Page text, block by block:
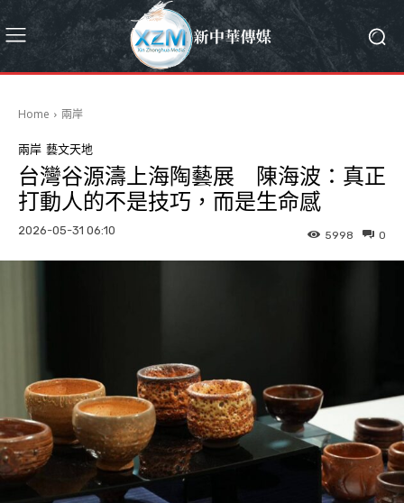
Home 兩岸
兩岸 藝文天地
台灣谷源濤上海陶藝展 陳海波：真正
打動人的不是技巧，而是生命感
2026-05-31 06:10 0
5998